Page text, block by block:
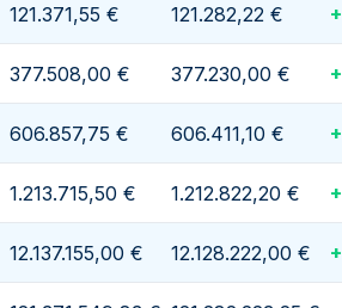
121.371,55 € 121.282,22 € +
377.508,00 € 377.230,00 € +
606.857,75 € 606.411,10 € +
1.213.715,50 € 1.212.822,20 € +
12.137.155,00 € 12.128.222,00 € +